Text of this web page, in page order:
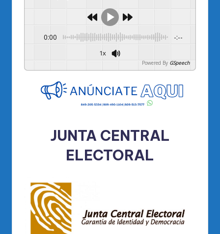
0:00 -:--
1x
Powered By GSpeech
JUNTA CENTRAL
ELECTORAL